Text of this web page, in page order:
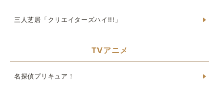
三人芝居「クリエイターズハイ!!!」
TVアニメ
名探偵プリキュア！